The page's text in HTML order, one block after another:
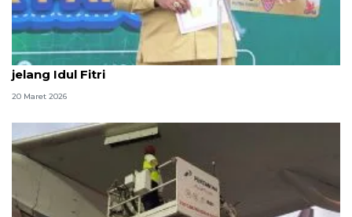
Pemkot Jayapura ajak warga jaga kebersamaan
jelang Idul Fitri
20 Maret 2026